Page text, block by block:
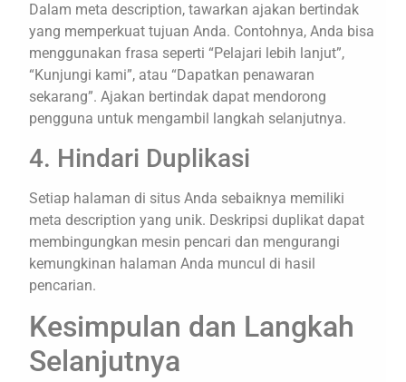
Dalam meta description, tawarkan ajakan bertindak
yang memperkuat tujuan Anda. Contohnya, Anda bisa
menggunakan frasa seperti “Pelajari lebih lanjut”,
“Kunjungi kami”, atau “Dapatkan penawaran
sekarang”. Ajakan bertindak dapat mendorong
pengguna untuk mengambil langkah selanjutnya.
4. Hindari Duplikasi
Setiap halaman di situs Anda sebaiknya memiliki
meta description yang unik. Deskripsi duplikat dapat
membingungkan mesin pencari dan mengurangi
kemungkinan halaman Anda muncul di hasil
pencarian.
Kesimpulan dan Langkah
Selanjutnya